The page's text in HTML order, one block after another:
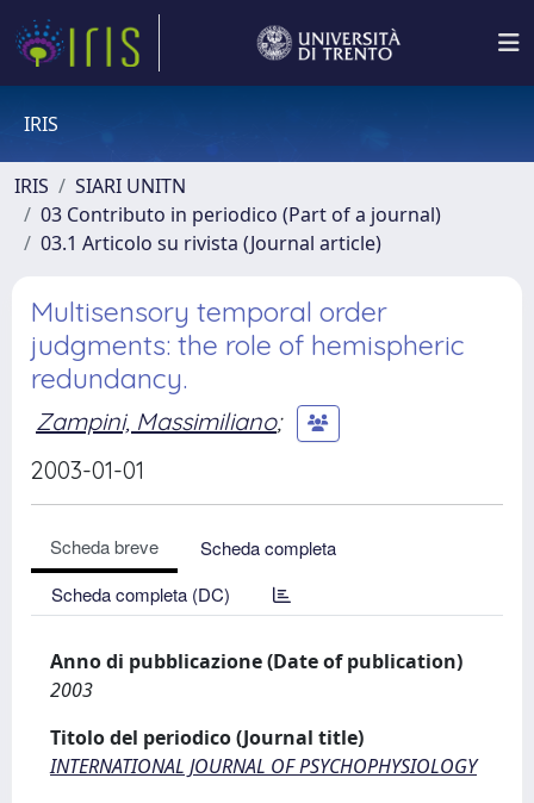
IRIS
IRIS
SIARI UNITN
03 Contributo in periodico (Part of a journal)
03.1 Articolo su rivista (Journal article)
Multisensory temporal order
judgments: the role of hemispheric
redundancy.
Zampini, Massimiliano;
2003-01-01
Scheda breve
Scheda completa
Scheda completa (DC)
Anno di pubblicazione (Date of publication)
2003
Titolo del periodico (Journal title)
INTERNATIONAL JOURNAL OF PSYCHOPHYSIOLOGY